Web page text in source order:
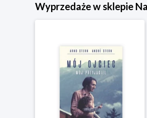
Wyprzedaże w sklepie